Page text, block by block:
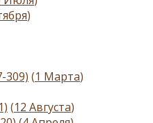
)
309) (1 Марта)
(12 Августа)